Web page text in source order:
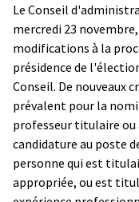
Le Conseil
mercredi 23
modifications à la
présidence de
Conseil. De nouveaux
prévalent pour la
professeur titulaire ou
candidature au poste
personne qui est
appropriée, ou est